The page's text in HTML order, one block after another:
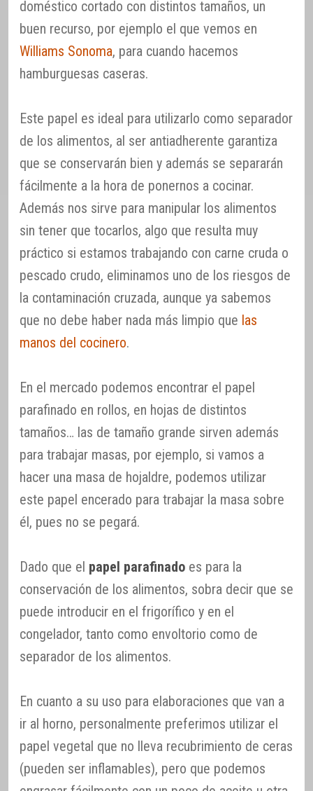
doméstico cortado con distintos tamaños, un
buen recurso, por ejemplo el que vemos en
Williams Sonoma, para cuando hacemos
hamburguesas caseras.
Este papel es ideal para utilizarlo como separador
de los alimentos, al ser antiadherente garantiza
que se conservarán bien y además se separarán
fácilmente a la hora de ponernos a cocinar.
Además nos sirve para manipular los alimentos
sin tener que tocarlos, algo que resulta muy
práctico si estamos trabajando con carne cruda o
pescado crudo, eliminamos uno de los riesgos de
la contaminación cruzada, aunque ya sabemos
que no debe haber nada más limpio que las
manos del cocinero.
En el mercado podemos encontrar el papel
parafinado en rollos, en hojas de distintos
tamaños… las de tamaño grande sirven además
para trabajar masas, por ejemplo, si vamos a
hacer una masa de hojaldre, podemos utilizar
este papel encerado para trabajar la masa sobre
él, pues no se pegará.
Dado que el papel parafinado es para la
conservación de los alimentos, sobra decir que se
puede introducir en el frigorífico y en el
congelador, tanto como envoltorio como de
separador de los alimentos.
En cuanto a su uso para elaboraciones que van a
ir al horno, personalmente preferimos utilizar el
papel vegetal que no lleva recubrimiento de ceras
(pueden ser inflamables), pero que podemos